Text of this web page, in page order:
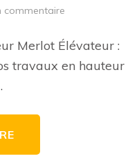
commentaire
:
Votre
Solution
pour
Merlot Élévateur :
travaux en hauteur